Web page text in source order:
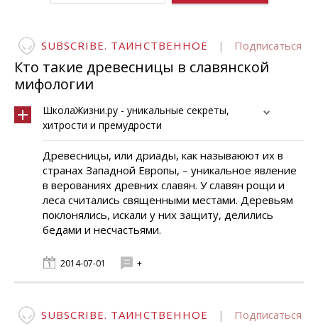
SUBSCRIBE. ТАИНСТВЕННОЕ | Подписаться
Кто такие древесницы в славянской
мифологии
ШколаЖизни.ру - уникальные секреты,
хитрости и премудрости
Древесницы, или дриады, как называюют их в
странах Западной Европы, – уникальное явление
в верованиях древних славян. У славян рощи и
леса считались священными местами. Деревьям
поклонялись, искали у них защиту, делились
бедами и несчастьями.
2014-07-01 +
SUBSCRIBE. ТАИНСТВЕННОЕ | Подписаться